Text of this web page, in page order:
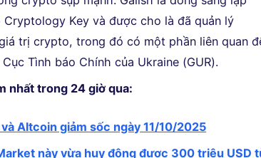
Key và được cho là đã quản lý
trị crypto, trong đó có một phần liên quan
Tình báo Chính của Ukraine (GUR).
nhất trong 24 giờ qua:
Altcoin giảm sốc ngày 11/10/2025
này vừa huy động được 300 triệu USD